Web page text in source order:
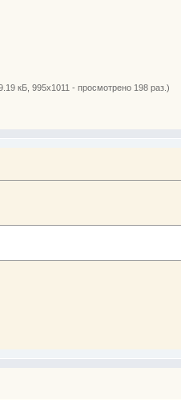
кБ, 995x1011 - просмотрено 198 раз.)